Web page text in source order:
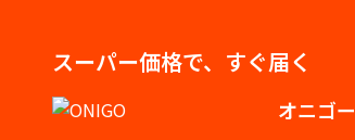
スーパー価格で、すぐ届く
オニゴー